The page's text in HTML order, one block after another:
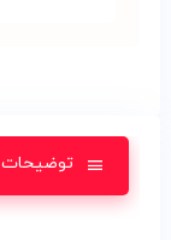
توضیحات